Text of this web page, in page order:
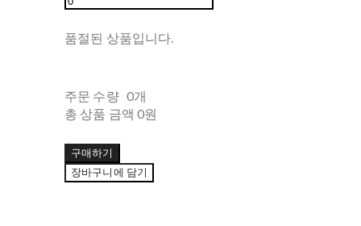
품절된 상품입니다.
주문 수량 0개
총 상품 금액 0원
구매하기
장바구니에 담기